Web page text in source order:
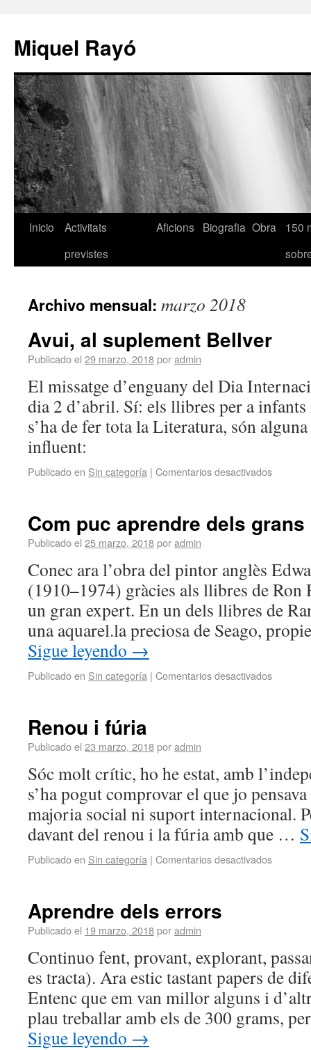
Miquel Rayó
Inicio
Activitats
previstes
Aficions Biografia Obra
150
Archivo mensual: marzo 2018
Avui, al suplement Bellver
Publicado el 29 marzo, 2018poradmin
El missatge d’enguany del Dia
dia 2 d’abril. Sí: els llibres per a
s’ha de fer tota la Literatura, són
influent:
Publicado en Sin categoría | Comentarios desactivados
Com puc aprendre dels
Publicado el 25 marzo, 2018poradmin
Conec ara l’obra del pintor anglès
(1910–1974) gràcies als llibres de Ron
un gran expert. En un dels llibres de
una aquarel.la preciosa de Seago,
Sigue leyendo →
Publicado en Sin categoría | Comentarios desactivados
Renou i fúria
Publicado el 23 marzo, 2018poradmin
Sóc molt crític, ho he estat, amb
s’ha pogut comprovar el que jo
majoria social ni suport internacional.
davant del renou i la fúria amb que …
Publicado en Sin categoría | Comentarios desactivados
Aprendre dels errors
Publicado el 19 marzo, 2018poradmin
Continuo fent, provant, explorant,
es tracta). Ara estic tastant papers de
Entenc que em van millor alguns i
plau treballar amb els de 300 grams,
Sigue leyendo →